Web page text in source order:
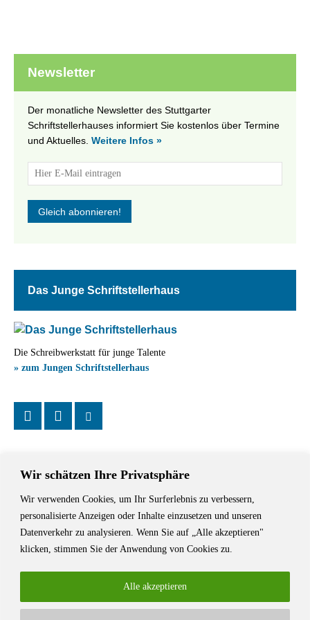
Wir schätzen Ihre Privatsphäre
Wir verwenden Cookies, um Ihr Surferlebnis zu verbessern,
personalisierte Anzeigen oder Inhalte einzusetzen und unseren
Datenverkehr zu analysieren. Wenn Sie auf „Alle akzeptieren"
klicken, stimmen Sie der Anwendung von Cookies zu.
Alle akzeptieren
Newsletter
Der monatliche Newsletter des Stuttgarter
Schriftstellerhauses informiert Sie kostenlos über Termine
und Aktuelles. Weitere Infos »
Das Junge Schriftstellerhaus
Die Schreibwerkstatt für junge Talente
» zum Jungen Schriftstellerhaus
Das Schriftstellerhaus ist ein beliebter Treffpunkt für Autorinnen und
Autoren aus Stuttgart und der Region sowie ein Veranstaltungsort für
Lesungen, Tagungen und Schreibwerkstätten.